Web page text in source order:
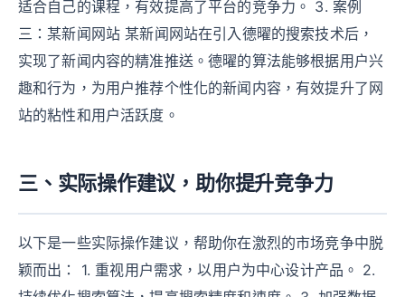
适合自己的课程，有效提高了平台的竞争力。 3. 案例
三：某新闻网站 某新闻网站在引入德曜的搜索技术后，
实现了新闻内容的精准推送。德曜的算法能够根据用户兴
趣和行为，为用户推荐个性化的新闻内容，有效提升了网
站的粘性和用户活跃度。
三、实际操作建议，助你提升竞争力
以下是一些实际操作建议，帮助你在激烈的市场竞争中脱
颖而出： 1. 重视用户需求，以用户为中心设计产品。 2.